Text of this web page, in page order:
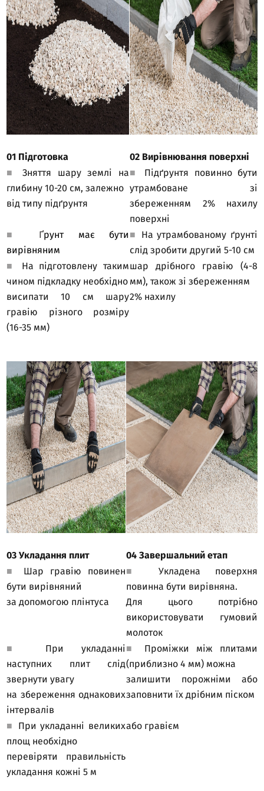
01 Підготовка
02 Вирівнювання поверхні
■Зняття шару землі на
глибину 10-20 см, залежно
від типу підґрунтя
■
Підґрунтя повинно бути
утрамбоване зі
збереженням 2% нахилу
поверхні
■
Ґрунт має бути
вирівняним
■
На утрамбованому ґрунті
слід зробити другий 5-10 см
■
На підготовлену таким
чином підкладку необхідно
висипати 10 см шару
гравію різного розміру
(16-35 мм)
шар дрібного гравію (4-8
мм), також зі збереженням
2% нахилу
03 Укладання плит
04 Завершальний етап
■
Шар гравію повинен
бути вирівняний
за допомогою плінтуса
■Укладена поверхня
повинна бути вирівняна.
Для цього потрібно
використовувати гумовий
молоток
■
При укладанні
наступних плит слід
звернути увагу
на збереження однакових
інтервалів
■
Проміжки між плитами
(приблизно 4 мм) можна
залишити порожніми або
заповнити їх дрібним піском
■
При укладанні великих
площ необхідно
перевіряти правильність
укладання кожні 5 м
або гравієм